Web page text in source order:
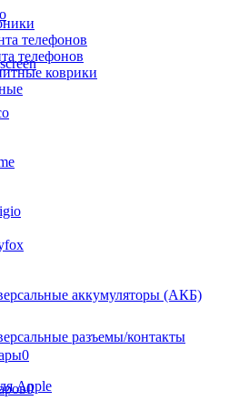
телефонов
телефонов
коврики
0
0
аккумуляторы (АКБ)
разъемы/контакты
Apple